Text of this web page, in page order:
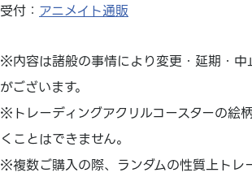
受付： アニメイト通販
※内容は諸般の事情により変更・延期・中
がございます。
※トレーディングアクリルコースターの絵
くことはできません。
※複数ご購入の際、ランダムの性質上トレ